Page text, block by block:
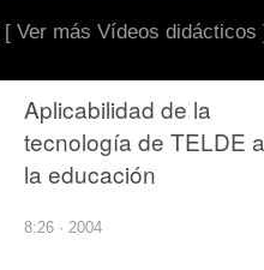
[ Ver más Vídeos didácticos
Aplicabilidad de la
tecnología de TELDE a
la educación
8:26 · 2004